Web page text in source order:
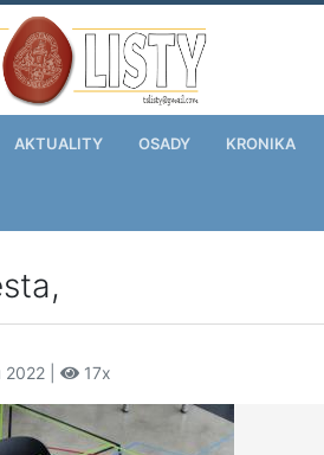
AKTUALITY OSADY KRONIKA
| 17x